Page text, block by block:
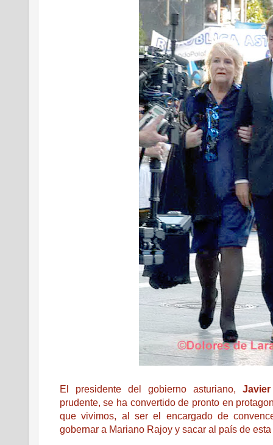
El presidente del gobierno asturiano,
prudente, se ha convertido de pronto en
que vivimos, al ser el encargado de
gobernar a Mariano Rajoy y sacar al país de